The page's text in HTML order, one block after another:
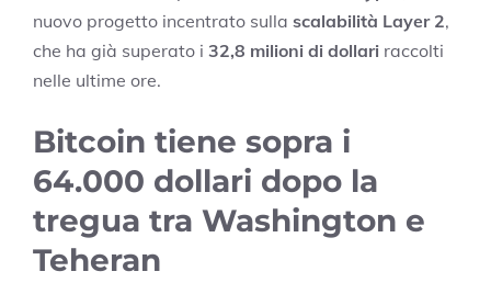
nuovo progetto incentrato sulla scalabilità Layer 2,
che ha già superato i 32,8 milioni di dollari raccolti
nelle ultime ore.
Bitcoin tiene sopra i
64.000 dollari dopo la
tregua tra Washington e
Teheran